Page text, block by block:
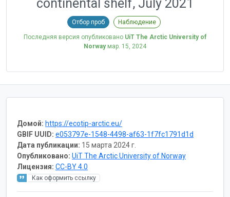
continental shelf, July 2021
Отбор проб Наблюдение
Последняя версия опубликовано UiT The Arctic University of
Norway мар. 15, 2024
Домой: https://ecotip-arctic.eu/
GBIF UUID: e053797e-1548-4498-af63-1f7fc1791d1d
Дата публикации: 15 марта 2024 г.
Опубликовано: UiT The Arctic University of Norway
Лицензия: CC-BY 4.0
Как оформить ссылку